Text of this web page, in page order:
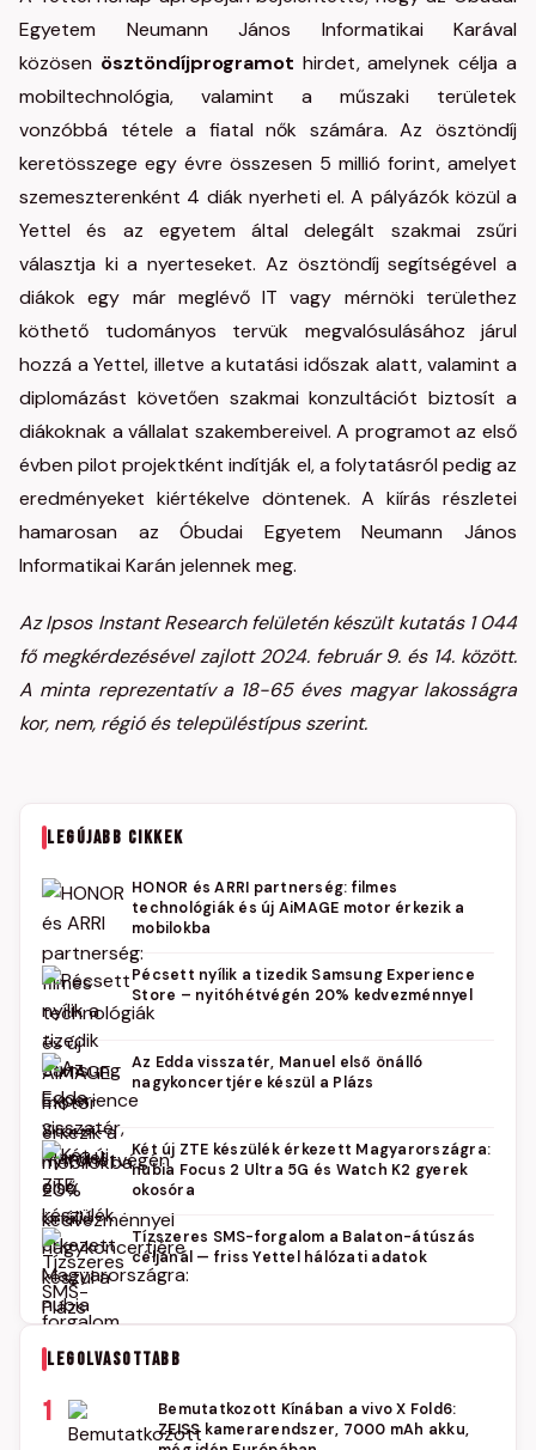
Egyetem Neumann János Informatikai Karával
közösen ösztöndíjprogramot hirdet, amelynek célja a
mobiltechnológia, valamint a műszaki területek
vonzóbbá tétele a fiatal nők számára. Az ösztöndíj
keretösszege egy évre összesen 5 millió forint, amelyet
szemeszterenként 4 diák nyerheti el. A pályázók közül a
Yettel és az egyetem által delegált szakmai zsűri
választja ki a nyerteseket. Az ösztöndíj segítségével a
diákok egy már meglévő IT vagy mérnöki területhez
köthető tudományos tervük megvalósulásához járul
hozzá a Yettel, illetve a kutatási időszak alatt, valamint a
diplomázást követően szakmai konzultációt biztosít a
diákoknak a vállalat szakembereivel. A programot az első
évben pilot projektként indítják el, a folytatásról pedig az
eredményeket kiértékelve döntenek. A kiírás részletei
hamarosan az Óbudai Egyetem Neumann János
Informatikai Karán jelennek meg.
Az Ipsos Instant Research felületén készült kutatás 1 044
fő megkérdezésével zajlott 2024. február 9. és 14. között.
A minta reprezentatív a 18-65 éves magyar lakosságra
kor, nem, régió és településtípus szerint.
LEGÚJABB CIKKEK
HONOR és ARRI partnerség: filmes
technológiák és új AiMAGE motor érkezik a
mobilokba
Pécsett nyílik a tizedik Samsung Experience
Store – nyitóhétvégén 20% kedvezménnyel
Az Edda visszatér, Manuel első önálló
nagykoncertjére készül a Plázs
Két új ZTE készülék érkezett Magyarországra:
nubia Focus 2 Ultra 5G és Watch K2 gyerek
okosóra
Tízszeres SMS-forgalom a Balaton-átúszás
céljánál — friss Yettel hálózati adatok
LEGOLVASOTTABB
1
Bemutatkozott Kínában a vivo X Fold6:
ZEISS kamerarendszer, 7000 mAh akku,